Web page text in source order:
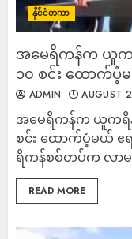
နိုင်ငံတကာ
အမေရိကန်က ယူက
၁၀ စင်း ထောက်ပံ့
ADMIN AUGUST
အမေရိကန်က ယူကရိ
စင်း ထောက်ပံ့မယ်
ရိကန်စစ်တပ်က လာ
READ MORE